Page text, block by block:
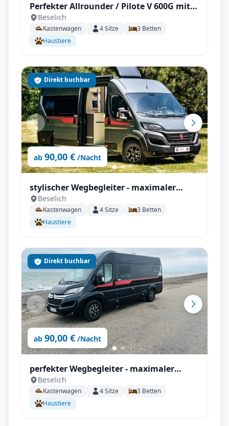
Perfekter Allrounder / Pilote V 600G mit
Solar unter 6m!
Beselich
Kastenwagen 4Sitze 3 Betten
Haustiere
ab 90,00 € /Nacht
Direkt buchbar
stylischer Wegbegleiter - maximaler
Komfort - Pilote V 630 J X-Edition
Beselich
Kastenwagen 4Sitze 3 Betten
Haustiere
ab 90,00 € /Nacht
Direkt buchbar
perfekter Wegbegleiter - maximaler
Komfort V 630 J X-Edition
Beselich
Kastenwagen 4Sitze 3 Betten
Haustiere